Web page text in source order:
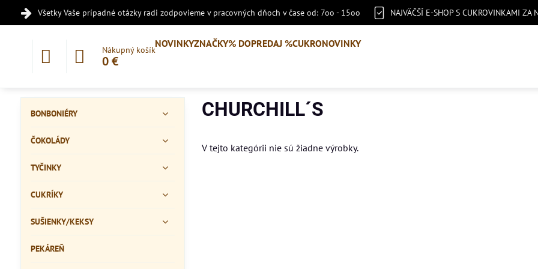
Všetky Vaše prípadné otázky radi zodpovieme v pracovných dňoch v čase od: 7oo - 15oo NAJVÄČŠÍ E-SHOP S CUKROVINKAMI ZA
Nákupný košík
0 €
NOVINKYZNAČKY% DOPREDAJ %CUKRONOVINKY
CHURCHILL´S
V tejto kategórii nie sú žiadne výrobky.
BONBONIÉRY
ČOKOLÁDY
TYČINKY
CUKRÍKY
SUŠIENKY/KEKSY
PEKÁREŇ